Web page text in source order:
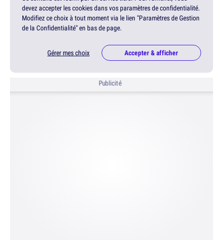
devez accepter les cookies dans vos paramètres de confidentialité.
Modifiez ce choix à tout moment via le lien "Paramètres de Gestion
de la Confidentialité" en bas de page.
Gérer mes choix Accepter & afficher
Publicité